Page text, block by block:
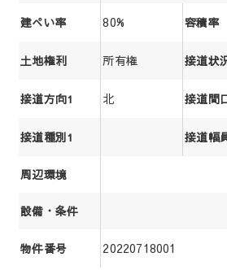
建ぺい率 80% 容積率
土地権利 所有権 接道状
接道方向1 北 接道間
接道種別1 接道幅
周辺環境
設備・条件
物件番号 20220718001